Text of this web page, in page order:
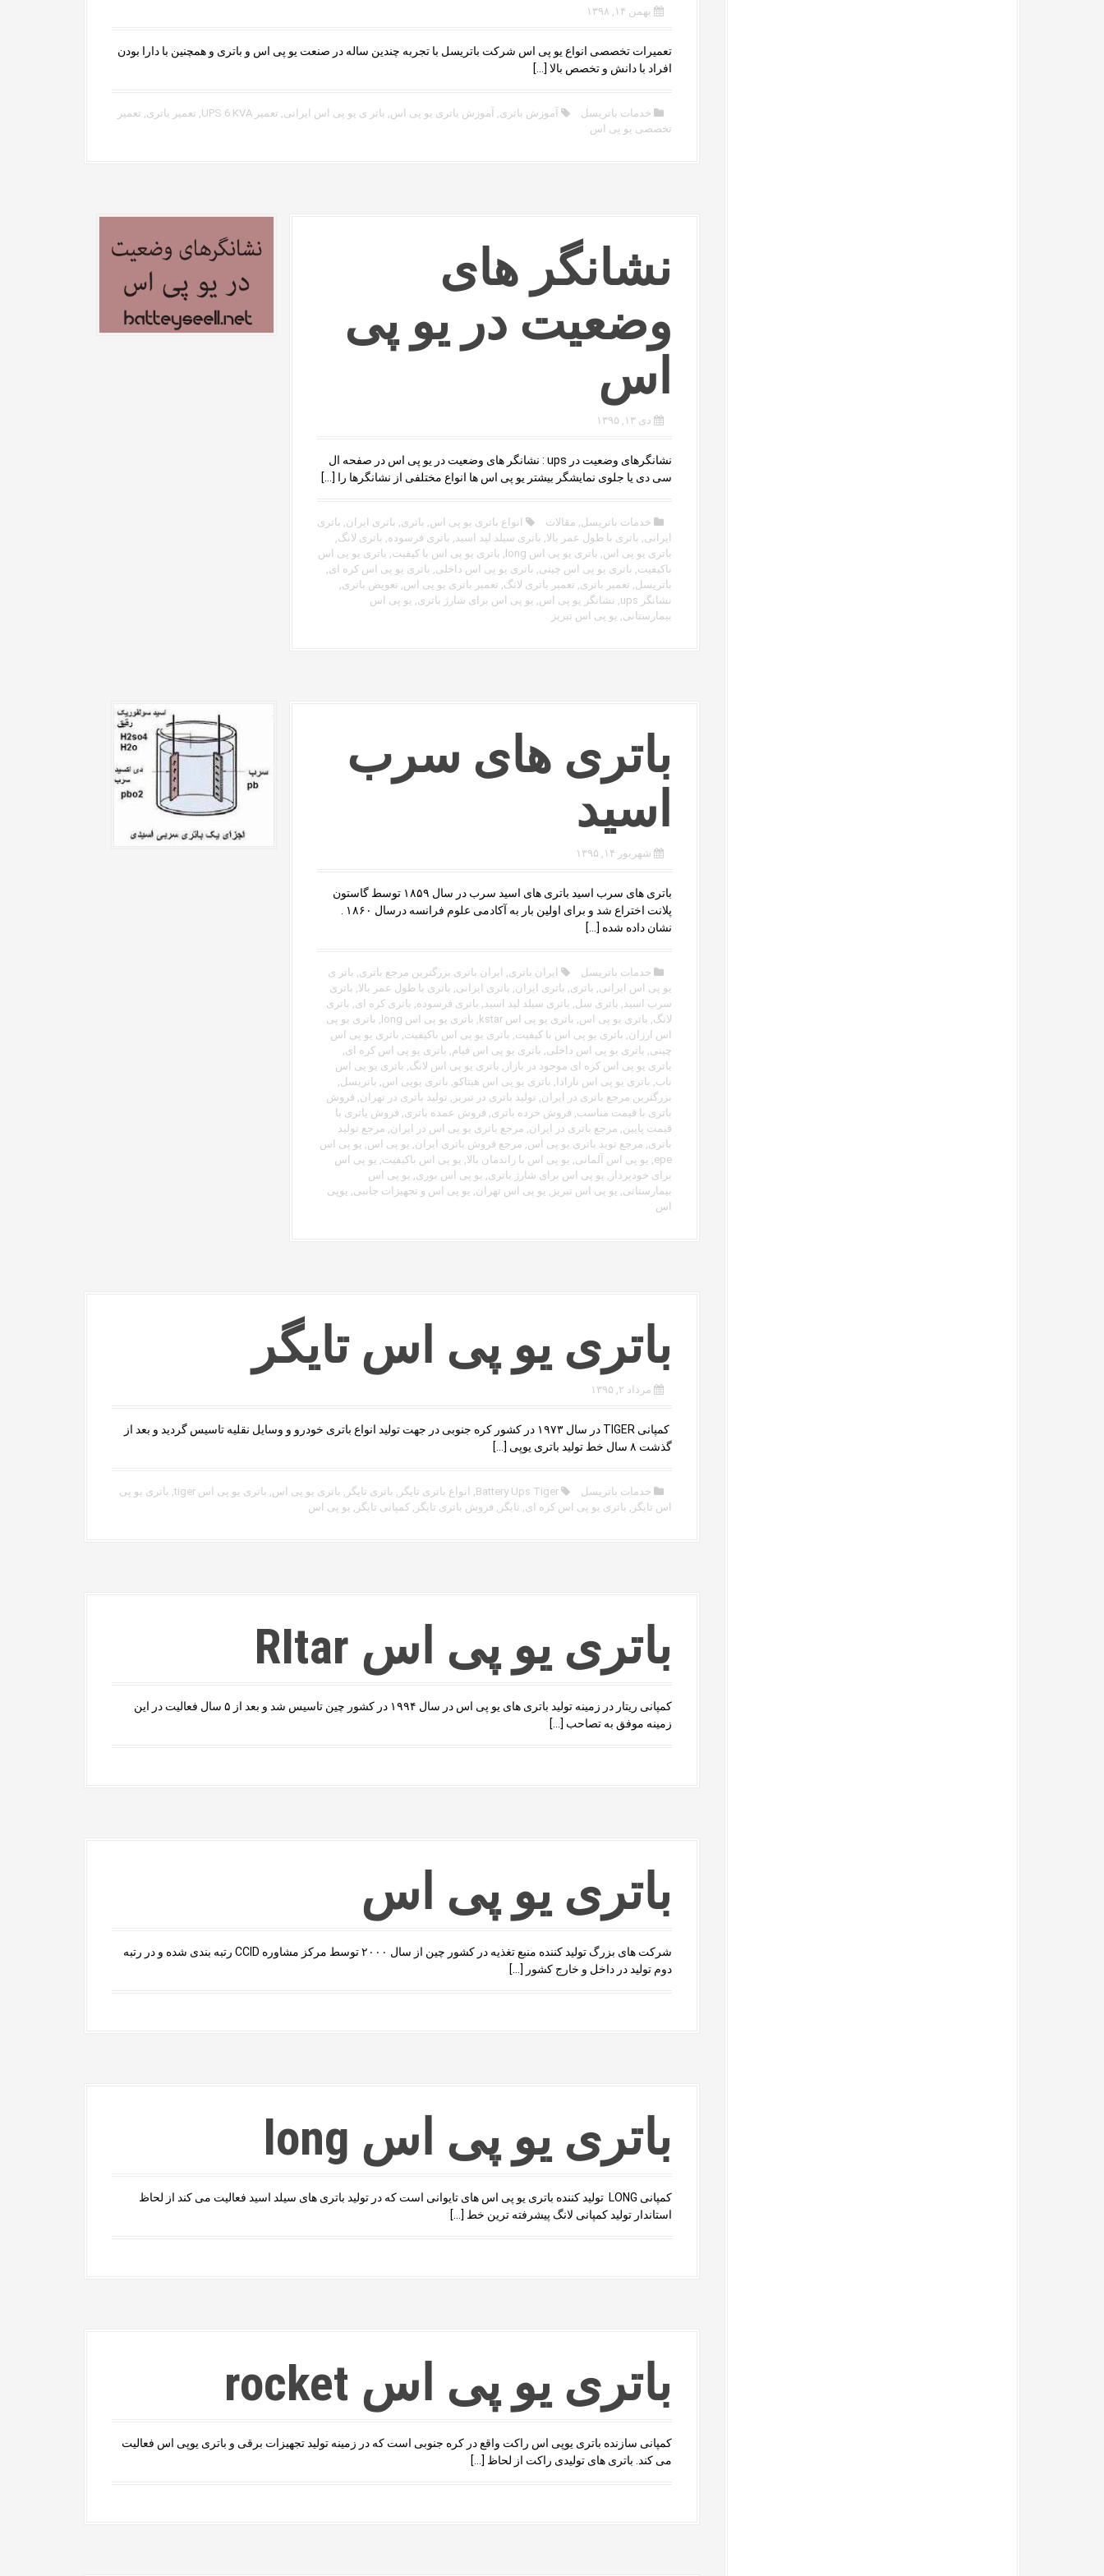
بهمن ۱۴, ۱۳۹۸
تعمیرات تخصصی انواع یو پی اس شرکت باتریسل با تجربه چندین ساله در صنعت یو پی اس و باتری و همچنین با دارا بودن
افراد با دانش و تخصص بالا […]
خدمات باتریسل آموزش باتری, آموزش باتری یو پی اس, باتر ی یو پی اس ایرانی, تعمیر UPS 6 KVA , تعمیر باتری, تعمیر
تخصصی یو پی اس
نشانگر های
وضعیت در یو پی
اس
دی ۱۳, ۱۳۹۵
نشانگرهای وضعیت در ups : نشانگر های وضعیت در یو پی اس در صفحه ال
سی دی یا جلوی نمایشگر بیشتر یو پی اس ها انواع مختلفی از نشانگرها را […]
خدمات باتریسل, مقالات انواع باتری یو پی اس, باتری, باتری ایران, باتری
ایرانی, باتری با طول عمر بالا, باتری سیلد لید اسید, باتری فرسوده, باتری لانگ,
باتری یو پی اس, باتری یو پی اس long , باتری یو پی اس با کیفیت, باتری یو پی اس
باکیفیت, باتری یو پی اس چینی, باتری یو پی اس داخلی, باتری یو پی اس کره ای,
باتریسل, تعمیر باتری, تعمیر باتری لانگ, تعمیر باتری یو پی اس, تعویض باتری,
نشانگر ups
, نشانگر یو پی اس, یو پی اس برای شارژ باتری, یو پی اس
بیمارستانی, یو پی اس تبریز
باتری های سرب
اسید
شهریور ۱۴, ۱۳۹۵
باتری های سرب اسید باتری های اسید سرب در سال ۱۸۵۹ توسط گاستون
نشان داده شده […]
خدمات باتریسل ایران باتری, ایران باتری بزرگترین مرجع باتری, باتر ی
یو پی اس ایرانی, باتری, باتری ایران, باتری ایرانی, باتری با طول عمر بالا, باتری
سرب اسید, باتری سل, باتری سیلد لید اسید, باتری فرسوده, باتری کره ای, باتری
لانگ, باتری یو پی اس, باتری یو پی اس kstar , باتری یو پی اس long , باتری یو پی
اس ارزان, باتری یو پی اس با کیفیت, باتری یو پی اس باکیفیت, باتری یو پی اس
چینی, باتری یو پی اس داخلی, باتری یو پی اس فیام, باتری یو پی اس کره ای,
باتری یو پی اس کره ای موجود در بازار , باتری یو پی اس لانگ, باتری یو پی اس
ناب, باتری یو پی اس نارادا , باتری یو پی اس هیتاکو, باتری یوپی اس, باتریسل,
بزرگترین مرجع باتری در ایران, تولید باتری در تبریز , تولید باتری در تهران, فروش
باتری با قیمت مناسب, فروش خرده باتری, فروش عمده باتری, فروش یاتری با
قیمت پایین, مرجع باتری در ایران, مرجع باتری یو پی اس در ایران, مرجع تولید
باتری, مرجع توید باتری یو پی اس, مرجع فروش باتری ایران, یو پی اس, یو پی اس
epe
, یو پی اس آلمانی, یو پی اس با راندمان بالا, یو پی اس باکیفیت, یو پی اس
برای خودپرداز , یو پی اس برای شارژ باتری, یو پی اس بوری, یو پی اس
بیمارستانی, یو پی اس تبریز , یو پی اس تهران, یو پی اس و تجهیزات جانبی, یوپی
اس
باتری یو پی اس تایگر
مرداد ۲, ۱۳۹۵
کمپانی TIGER در سال ۱۹۷۳ در کشور کره جنوبی در جهت تولید انواع باتری خودرو و وسایل نقلیه تاسیس گردید و بعد از
گذشت ۸ سال خط تولید باتری یوپی […]
خدمات باتریسل Battery Ups Tiger
, انواع باتری تایگر , باتری تایگر , باتری یو پی اس, باتری یو پی اس tiger , باتری یو پی
اس تایگر , باتری یو پی اس کره ای, تایگر , فروش باتری تایگر , کمپانی تایگر , یو پی اس
باتری یو پی اس RItar
کمپانی ریتار در زمینه تولید باتری های یو پی اس در سال ۱۹۹۴ در کشور چین تاسیس شد و بعد از ۵ سال فعالیت در این
زمینه موفق به تصاحب […]
باتری یو پی اس
شرکت های بزرگ تولید کننده منبع تغذیه در کشور چین از سال ۲۰۰۰ توسط مرکز مشاوره CCID رتبه بندی شده و در رتبه
دوم تولید در داخل و خارج کشور […]
باتری یو پی اس long
کمپانی LONG تولید کننده باتری یو پی اس های تایوانی است که در تولید باتری های سیلد اسید فعالیت می کند از لحاظ
استاندار تولید کمپانی لانگ پیشرفته ترین خط […]
باتری یو پی اس rocket
کمپانی سازنده باتری یوپی اس راکت واقع در کره جنوبی است که در زمینه تولید تجهیزات برقی و باتری یوپی اس فعالیت
می کند. باتری های تولیدی راکت از لحاظ […]